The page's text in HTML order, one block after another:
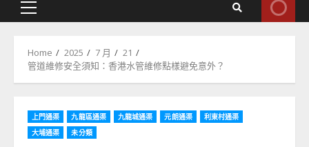
Primary
Home 2025 7 月
21
管道維修安全須知：香港水管維修點樣避免意外？
上門通渠 九龍區通渠 九龍城通渠 元朗通渠
利東村通渠
大埔通渠
未分類